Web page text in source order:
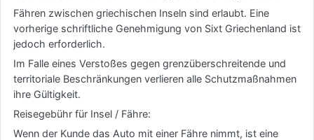
Fähren zwischen griechischen Inseln sind erlaubt. Eine
vorherige schriftliche Genehmigung von Sixt Griechenland ist
jedoch erforderlich.
Im Falle eines Verstoßes gegen grenzüberschreitende und
territoriale Beschränkungen verlieren alle Schutzmaßnahmen
ihre Gültigkeit.
Reisegebühr für Insel / Fähre:
Wenn der Kunde das Auto mit einer Fähre nimmt, ist eine